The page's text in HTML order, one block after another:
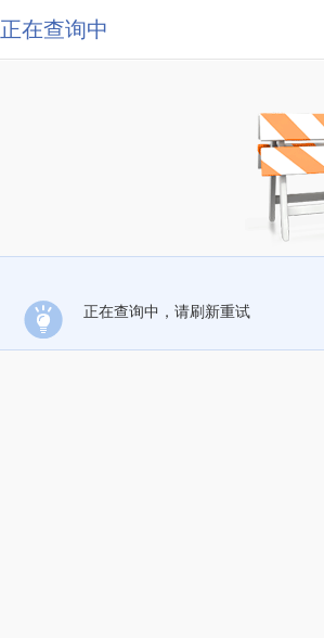
正在查询中
正在查询中，请刷新重试